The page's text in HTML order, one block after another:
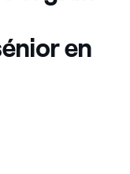
y ahorra
otro
en